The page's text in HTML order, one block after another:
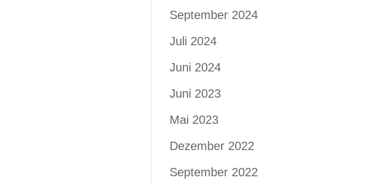
September 2024
Juli 2024
Juni 2024
Juni 2023
Mai 2023
Dezember 2022
September 2022